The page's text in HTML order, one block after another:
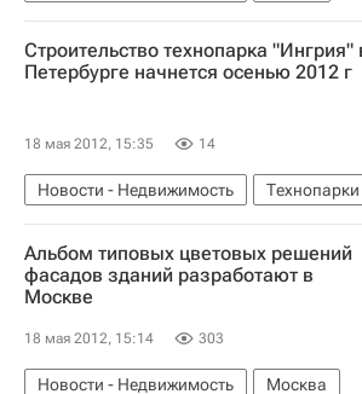
Аварийные дома
Фонд ЖКХ
Воронежская область
Россия
Строительство технопарка "Ингрия"
Петербурге начнется осенью 2012 г
18 мая 2012, 15:35 14
Новости - Недвижимость
Технопарки
Строительство
Россия
Альбом типовых цветовых решений
фасадов зданий разработают в
Москве
18 мая 2012, 15:14 303
Новости - Недвижимость Москва